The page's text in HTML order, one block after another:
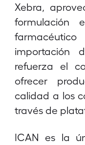
Xebra,
formulación
importación
refuerza el
ofrecer
calidad a los
través de
ICAN es la